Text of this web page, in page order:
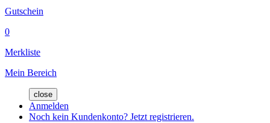
Gutschein
0
Merkliste
Mein Bereich
close
Anmelden
Noch kein Kundenkonto? Jetzt registrieren.